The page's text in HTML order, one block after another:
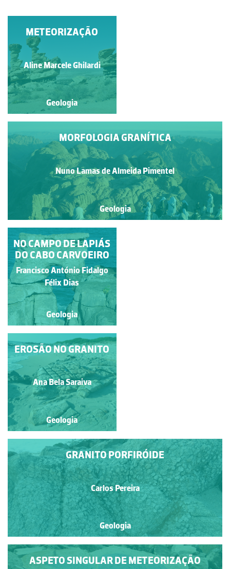
CÉREBRO GRANÍTICO
Francisco Sousa
Geologia
MORFOLOGIA GRANÍTICA
Nuno Lamas de Almeida Pimentel
Geologia
METEORIZAÇÃO
Aline Marcele Ghilardi
Geologia
METEORIZAÇÃO
BIOLÓGICA
José Luís Alves
Geologia
NO CAMPO DE LAPIÁS
DO CABO CARVOEIRO
Francisco António Fidalgo
Félix Dias
Geologia
MANCHAS DE
REDUÇÃO-OXIDAÇÃO
EM CALCÁRIOS
MARGOSOS DO
JURÁSSICO INFERIOR
Francisco António Fidalgo
Félix Dias
Geologia
GRANITO PORFIRÓIDE
Carlos Pereira
Geologia
ASPETO SINGULAR DE METEORIZAÇÃO
EROSÃO NO GRANITO
Ana Bela Saraiva
Geologia